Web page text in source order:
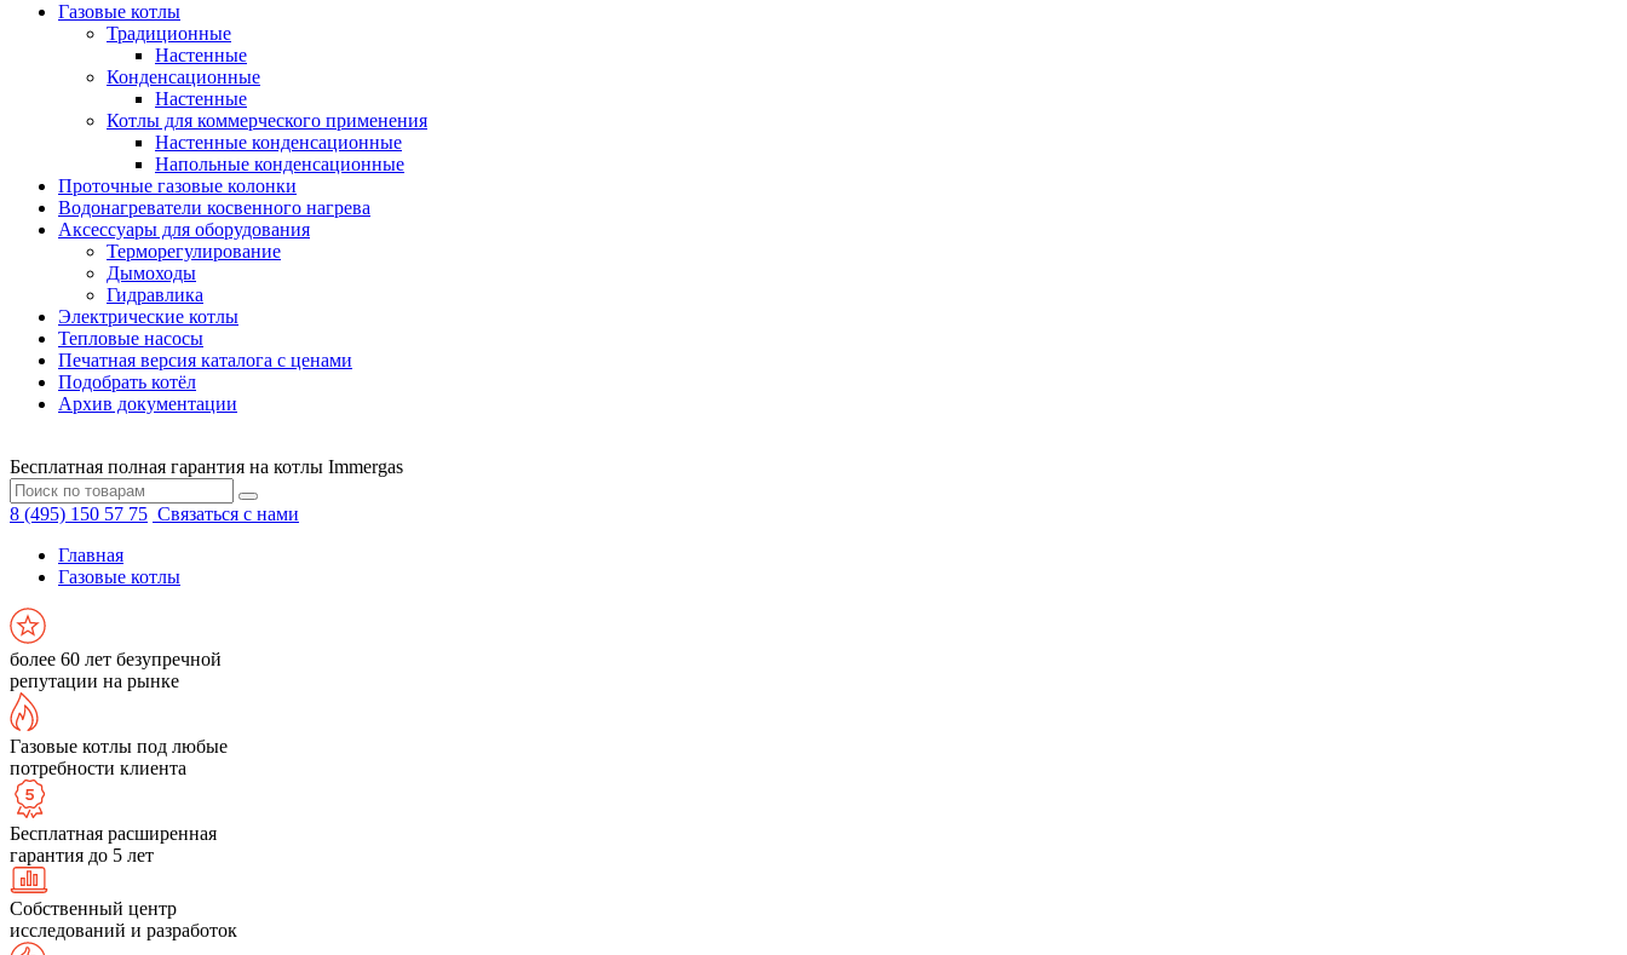
Газовые котлы
Традиционные
Настенные
Конденсационные
Настенные
Котлы для коммерческого применения
Настенные конденсационные
Напольные конденсационные
Проточные газовые колонки
Водонагреватели косвенного нагрева
Аксессуары для оборудования
Терморегулирование
Дымоходы
Гидравлика
Электрические котлы
Тепловые насосы
Печатная версия каталога с ценами
Подобрать котёл
Архив документации
Бесплатная полная гарантия на котлы Immergas
8 (495) 150 57 75 Связаться с нами
Главная
Газовые котлы
более 60 лет безупречной
репутации на рынке
Газовые котлы под любые
потребности клиента
Бесплатная расширенная
гарантия до 5 лет
Собственный центр
исследований и разработок